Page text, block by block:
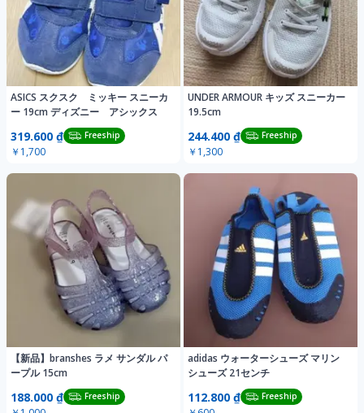
ASICS スクスク ミッキー スニーカ
ー 19cm ディズニー アシックス
319.600 ₫ Freeship
￥1,700
UNDER ARMOUR キッズ スニーカー
19.5cm
244.400 ₫ Freeship
￥1,300
【新品】branshes ラメ サンダル パ
ープル 15cm
188.000 ₫ Freeship
adidas ウォーターシューズ マリン
シューズ 21センチ
112.800 ₫ Freeship